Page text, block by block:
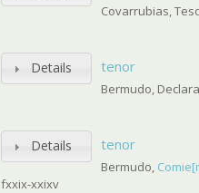
Covarrubias,
Details tenor
Bermudo,
Details tenor
Bermudo,
fxxix-xxixv